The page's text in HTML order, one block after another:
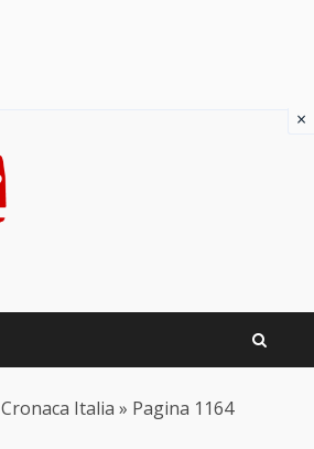
Cronaca Italia » Pagina 1164
×